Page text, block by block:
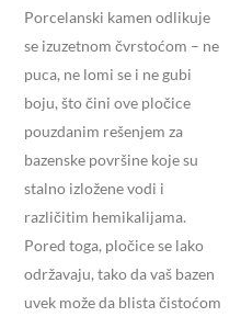
Porcelanski kamen odlikuje
se izuzetnom čvrstoćom – ne
puca, ne lomi se i ne gubi
boju, što čini ove pločice
pouzdanim rešenjem za
bazenske površine koje su
stalno izložene vodi i
različitim hemikalijama.
Pored toga, pločice se lako
održavaju, tako da vaš bazen
uvek može da blista čistoćom